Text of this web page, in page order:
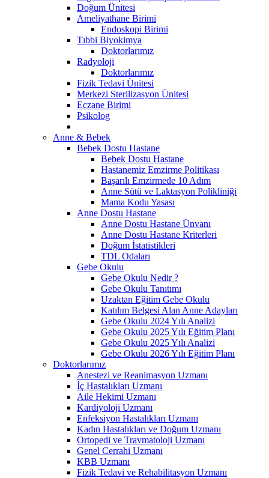
Doğum Ünitesi
Ameliyathane Birimi
Endoskopi Birimi
Tıbbi Biyokimya
Doktorlarımız
Radyoloji
Doktorlarımız
Fizik Tedavi Ünitesi
Merkezi Sterilizasyon Ünitesi
Eczane Birimi
Psikolog
Anne & Bebek
Bebek Dostu Hastane
Bebek Dostu Hastane
Hastanemiz Emzirme Politikası
Başarılı Emzirmede 10 Adım
Anne Sütü ve Laktasyon Polikliniği
Mama Kodu Yasası
Anne Dostu Hastane
Anne Dostu Hastane Ünvanı
Anne Dostu Hastane Kriterleri
Doğum İstatistikleri
TDL Odaları
Gebe Okulu
Gebe Okulu Nedir ?
Gebe Okulu Tanıtımı
Uzaktan Eğitim Gebe Okulu
Katılım Belgesi Alan Anne Adayları
Gebe Okulu 2024 Yılı Analizi
Gebe Okulu 2025 Yılı Eğitim Planı
Gebe Okulu 2025 Yılı Analizi
Gebe Okulu 2026 Yılı Eğitim Planı
Doktorlarımız
Anestezi ve Reanimasyon Uzmanı
İç Hastalıkları Uzmanı
Aile Hekimi Uzmanı
Kardiyoloji Uzmanı
Enfeksiyon Hastalıkları Uzmanı
Kadın Hastalıkları ve Doğum Uzmanı
Ortopedi ve Travmatoloji Uzmanı
Genel Cerrahi Uzmanı
KBB Uzmanı
Fizik Tedavi ve Rehabilitasyon Uzmanı